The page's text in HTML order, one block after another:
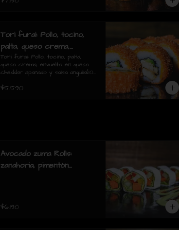
Tori furai: Pollo, tocino,
palta, queso crema,
envuelto en queso
cheddar apanado y salsa
Tori furai: Pollo, tocino, palta,
queso crema, envuelto en queso
cheddar apanado y salsa anguila(10
$5.590
Avocado zuma Rolls:
zanahoria, pimentón
$6.190